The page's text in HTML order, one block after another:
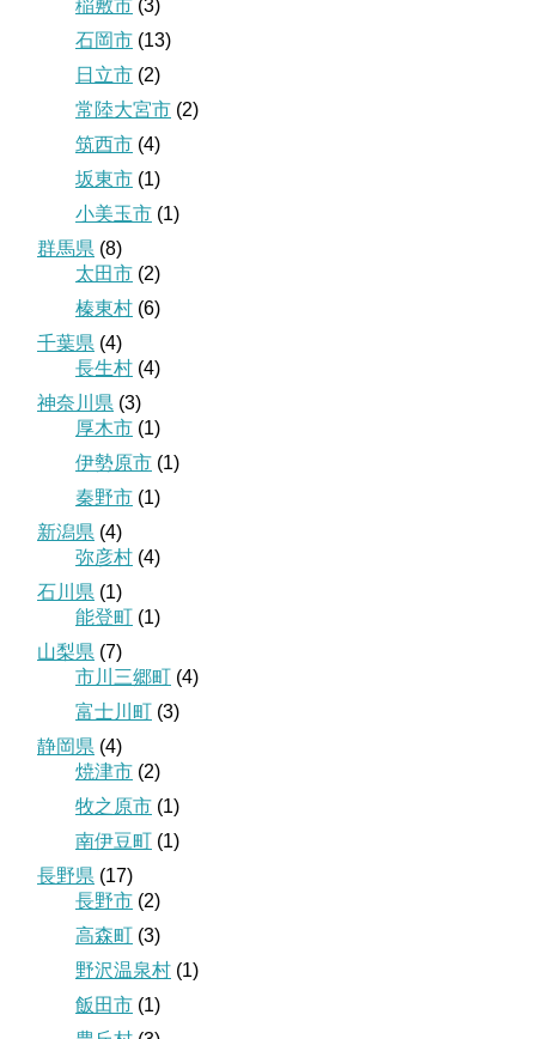
稲敷市 (3)
石岡市 (13)
日立市 (2)
常陸大宮市 (2)
筑西市 (4)
坂東市 (1)
小美玉市 (1)
群馬県 (8)
太田市 (2)
榛東村 (6)
千葉県 (4)
長生村 (4)
神奈川県 (3)
厚木市 (1)
伊勢原市 (1)
秦野市 (1)
新潟県 (4)
弥彦村 (4)
石川県 (1)
能登町 (1)
山梨県 (7)
市川三郷町 (4)
富士川町 (3)
静岡県 (4)
焼津市 (2)
牧之原市 (1)
南伊豆町 (1)
長野県 (17)
長野市 (2)
高森町 (3)
野沢温泉村 (1)
飯田市 (1)